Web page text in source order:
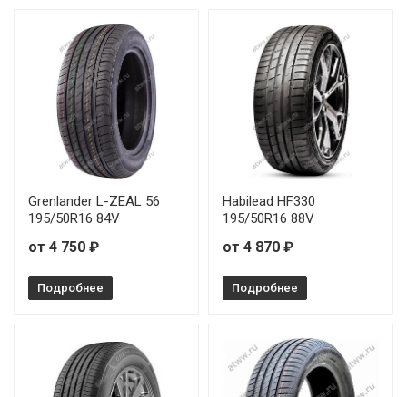
Firemax FM601 205/65R16 95H
Firemax FM601 215/65R16 98H
Firemax FM601 215/70R15 98H
Firemax FM601 225/35R18 87Y
Firemax FM601 225/50R16 96W
Firemax FM601 225/55R16 99W
Grenlander L-ZEAL 56
195/50R16 84V
от 4 750 ₽
Подробнее
Habilead HF330
195/50R16 88V
от 4 870 ₽
Подробнее